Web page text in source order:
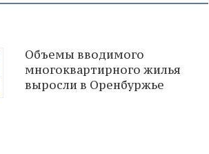
Объемы вводимого
многоквартирного жилья
выросли в Оренбуржье